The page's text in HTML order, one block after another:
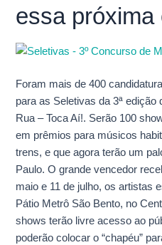
essa próxima
Foram mais de 400
para as Seletivas da 3ª
Rua – Toca Aí!. Serão 100
em prêmios para músicos
trens, e que agora terão um
Paulo. O grande vencedor
maio e 11 de julho, os artistas
Pátio Metrô São Bento, no
shows terão livre acesso ao
poderão colocar o “chapéu”
semana!
uma
em
como
funciona
essa
próxima
etapa